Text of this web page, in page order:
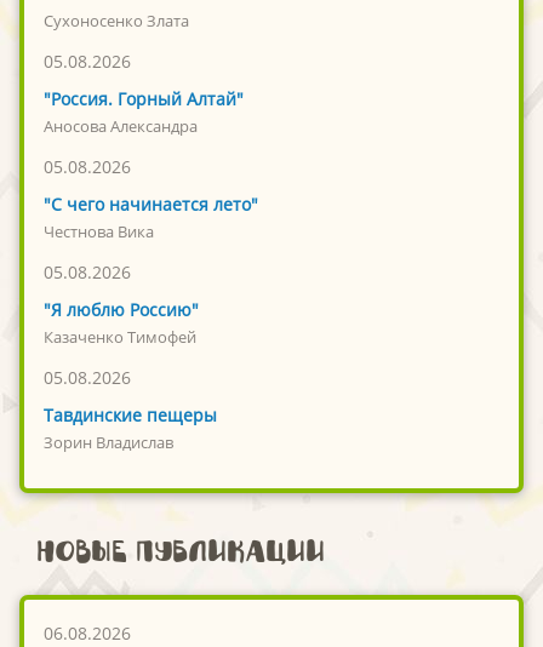
Сухоносенко Злата
05.08.2026
"Россия. Горный Алтай"
Аносова Александра
05.08.2026
"С чего начинается лето"
Честнова Вика
05.08.2026
"Я люблю Россию"
Казаченко Тимофей
05.08.2026
Тавдинские пещеры
Зорин Владислав
Новые публикации
06.08.2026